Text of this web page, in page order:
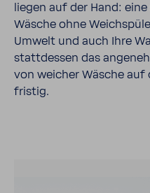
liegen auf der Hand:
Wäsche ohne
Umwelt und auch Ihre
statt­dessen das
von weicher Wäsche
fristig.